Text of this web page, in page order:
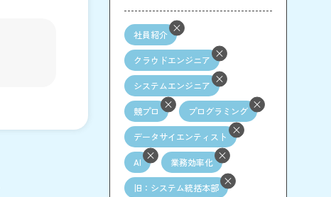
社員紹介
クラウドエンジニア
システムエンジニア
競プロ プログラミング
データサイエンティスト
AI 業務効率化
旧：システム統括本部